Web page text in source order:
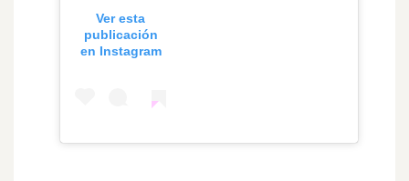
Ver esta
publicación
en Instagram